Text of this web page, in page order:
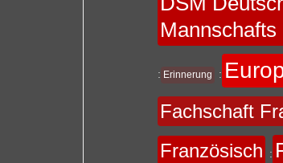
: Erinnerung :
Fachschaft
Französisch :